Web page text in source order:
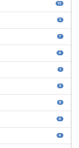
13
3
7
4
1
3
8
4
4